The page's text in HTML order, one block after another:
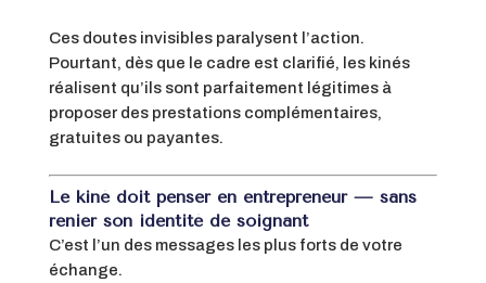
Ces doutes invisibles paralysent l’action.
Pourtant, dès que le cadre est clarifié, les kinés
réalisent qu’ils sont parfaitement légitimes à
proposer des prestations complémentaires,
gratuites ou payantes.
Le kiné doit penser en entrepreneur — sans
renier son identité de soignant
C’est l’un des messages les plus forts de votre
échange.